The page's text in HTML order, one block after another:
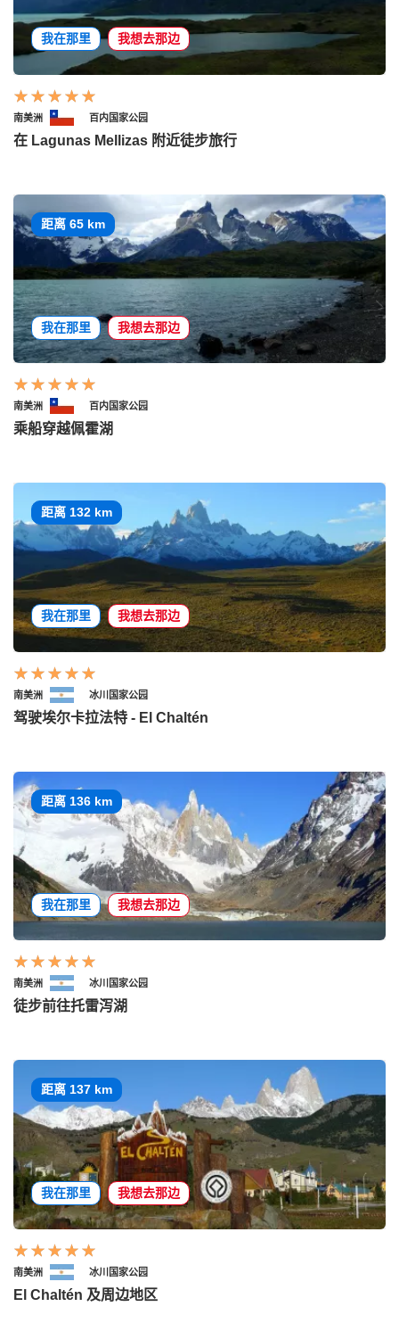
我在那里 我想去那边
南美洲 百内国家公园
在 Lagunas Mellizas 附近徒步旅行
距离 65 km
我在那里 我想去那边
南美洲 百内国家公园
乘船穿越佩霍湖
距离 132 km
我在那里 我想去那边
南美洲 冰川国家公园
驾驶埃尔卡拉法特 - El Chaltén
距离 136 km
我在那里 我想去那边
南美洲 冰川国家公园
徒步前往托雷泻湖
距离 137 km
我在那里 我想去那边
南美洲 冰川国家公园
El Chaltén 及周边地区